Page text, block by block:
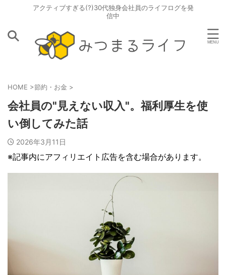
アクティブすぎる(?)30代独身会社員のライフログを発
信中
HOME >節約・お金 >
会社員の"見えない収入"。福利厚生を使
い倒してみた話
2026年3月11日
※記事内にアフィリエイト広告を含む場合があります。